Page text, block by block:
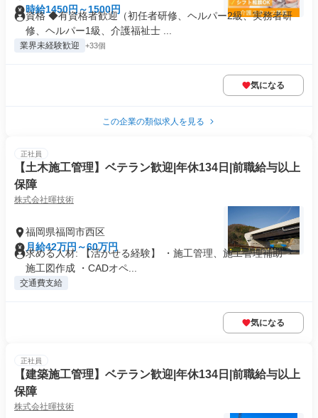
時給1450円～1500円
資格 ◆有資格者歓迎（初任者研修、ヘルパー2級、実務者研
修、ヘルパー1級、介護福祉士 ...
業界未経験歓迎 +33個
気になる
この企業の類似求人を見る
正社員
【土木施工管理】ベテラン歓迎|年休134日|前職給与以上
保障
株式会社暉技術
福岡県福岡市西区
月給42万円～60万円
求める人材: 【活かせる経験】 ・施工管理、施工管理補助 ・
施工図作成 ・CADオペ...
交通費支給
気になる
正社員
【建築施工管理】ベテラン歓迎|年休134日|前職給与以上
保障
株式会社暉技術